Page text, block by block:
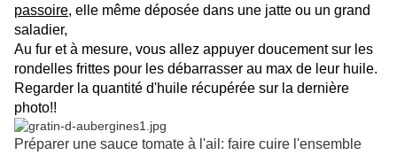
passoire, elle même déposée dans une jatte ou un grand
saladier,
Au fur et à mesure, vous allez appuyer doucement sur les
rondelles frittes pour les débarrasser au max de leur huile.
Regarder la quantité d'huile récupérée sur la dernière
photo!!
Préparer une sauce tomate à l'ail: faire cuire l'ensemble